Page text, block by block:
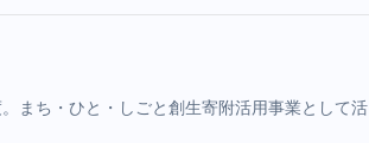
まち・ひと・しごと創生寄附活用事業として活